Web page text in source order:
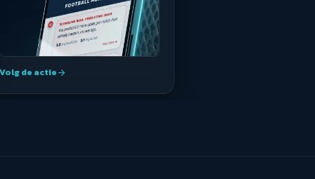
Volg de actiearrow_forward